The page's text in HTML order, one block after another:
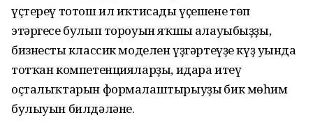
үҫтереү тотош ил иҡтисады үҫешенең төп
этәргесе булып тороуын яҡшы аңлауыбыҙҙы,
бизнестың классик моделен үҙгәртеүҙе күҙ уңында
тотҡан компетенцияларҙы, идара итеү
оҫталыҡтарын формалаштырыуҙың бик мөһим
булыуын билдәләне.